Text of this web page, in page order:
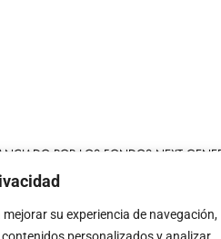
su experiencia de navegación,
POR LOS FONDOS NEXT
DE RECUPERACIÓN Y RESILIENCIA